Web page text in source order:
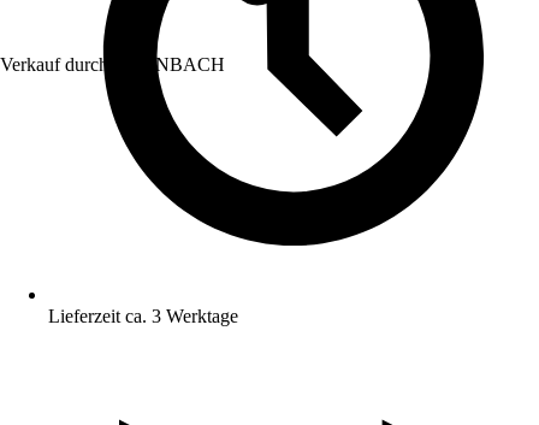
Verkauf durch: HORNBACH
Lieferzeit ca. 3 Werktage